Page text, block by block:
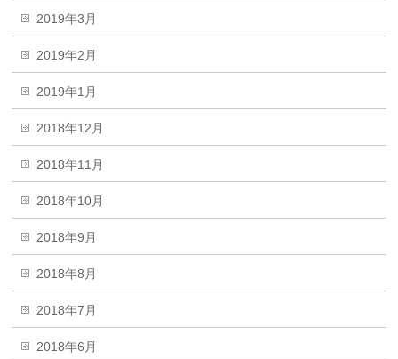
2019年3月
2019年2月
2019年1月
2018年12月
2018年11月
2018年10月
2018年9月
2018年8月
2018年7月
2018年6月